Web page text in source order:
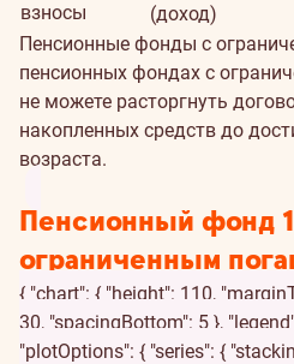
взносы
(доход)
Пенсионные фонды с
пенсионных фондах с
не можете расторгнуть
накопленных средств до
возраста.
Пенсионный фонд
ограниченным
{ "chart": { "height": 110,
30, "spacingBottom": 5 },
"plotOptions": { "series": {